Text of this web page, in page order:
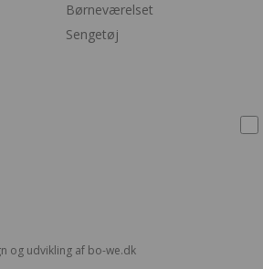
Børneværelset
Sengetøj
og udvikling af bo-we.dk